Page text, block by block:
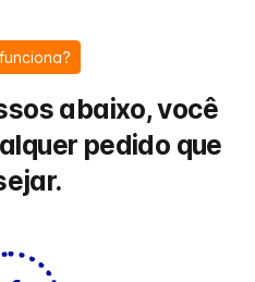
abaixo, você
pedido que